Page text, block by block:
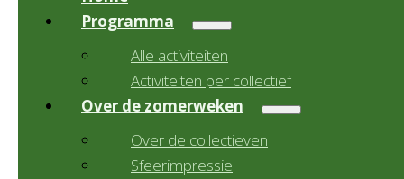
Programma
Alle activiteiten
Activiteiten per collectief
Over de zomerweken
Over de collectieven
Sfeerimpressie